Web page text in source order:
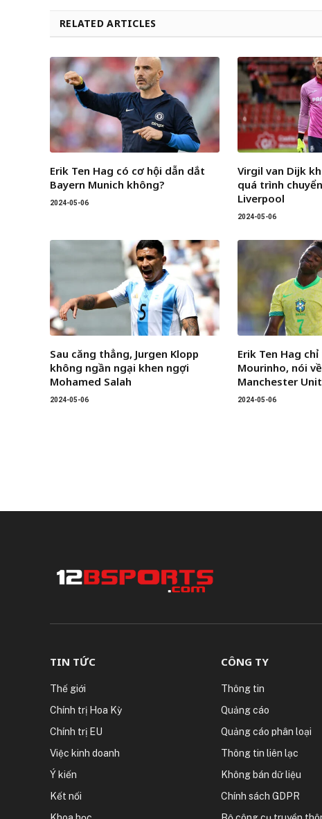
RELATED ARTICLES
Erik Ten Hag có cơ hội dẫn dắt
Bayern Munich không?
2024-05-06
Virgil van Dijk
quá trình
Liverpool
2024-05-06
Sau căng thẳng, Jurgen Klopp
không ngần ngại khen ngợi
Mohamed Salah
2024-05-06
Erik Ten Hag
Mourinho, nói
Manchester
2024-05-06
TIN TỨC
Thế giới
Chính trị Hoa Kỳ
Chính trị EU
Việc kinh doanh
Ý kiến
Kết nối
CÔNG TY
Thông tin
Quảng cáo
Quảng cáo phân loại
Thông tin liên lạc
Không bán dữ liệu
Chính sách GDPR